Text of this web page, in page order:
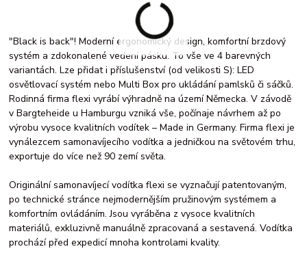
"Black is back"! Moderní ergonomický design, komfortní brzdový
systém a zdokonalené vedení pásku. To vše ve 4 barevných
variantách. Lze přidat i příslušenství (od velikosti S): LED
osvětlovací systém nebo Multi Box pro ukládání pamlsků či sáčků.
Rodinná firma flexi vyrábí výhradně na území Německa. V závodě
v Bargteheide u Hamburgu vzniká vše, počínaje návrhem až po
výrobu vysoce kvalitních vodítek – Made in Germany. Firma flexi je
vynálezcem samonavíjecího vodítka a jedničkou na světovém trhu,
exportuje do více než 90 zemí světa.
Originální samonavíjecí vodítka flexi se vyznačují patentovaným,
po technické stránce nejmodernějším pružinovým systémem a
komfortním ovládáním. Jsou vyráběna z vysoce kvalitních
materiálů, exkluzivně manuálně zpracovaná a sestavená. Vodítka
prochází před expedicí mnoha kontrolami kvality.